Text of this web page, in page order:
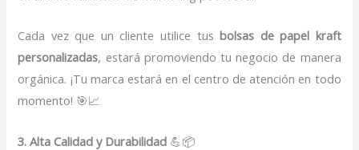
Cada vez que un cliente utilice tusbolsas de papel kraft
personalizadas, estará promoviendo tu negocio de manera
orgánica. ¡Tu marca estará en el centro de atención en todo
momento! 🎯📈
3. Alta Calidad y Durabilidad 💪📦